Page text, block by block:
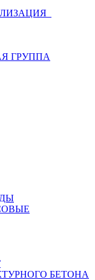
ГРУППА
БЕТОНА